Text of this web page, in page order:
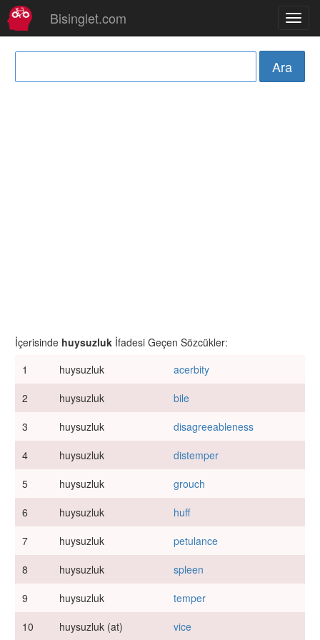
Bisinglet.com
İçerisinde huysuzluk İfadesi Geçen Sözcükler:
1
huysuzluk
acerbity
2
huysuzluk
bile
3
huysuzluk
disagreeableness
4
huysuzluk
distemper
5
huysuzluk
grouch
6
huysuzluk
huff
7
huysuzluk
petulance
8
huysuzluk
spleen
9
huysuzluk
temper
10
huysuzluk (at) vice